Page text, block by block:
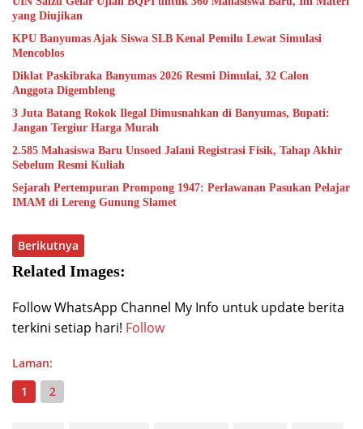
yang Diujikan
KPU Banyumas Ajak Siswa SLB Kenal Pemilu Lewat Simulasi
Mencoblos
Diklat Paskibraka Banyumas 2026 Resmi Dimulai, 32 Calon
Anggota Digembleng
3 Juta Batang Rokok Ilegal Dimusnahkan di Banyumas, Bupati:
Jangan Tergiur Harga Murah
2.585 Mahasiswa Baru Unsoed Jalani Registrasi Fisik, Tahap Akhir
Sebelum Resmi Kuliah
Sejarah Pertempuran Prompong 1947: Perlawanan Pasukan Pelajar
IMAM di Lereng Gunung Slamet
Berikutnya
Related Images:
Follow WhatsApp Channel My Info untuk update berita
terkini setiap hari! Follow
Laman:
1
2